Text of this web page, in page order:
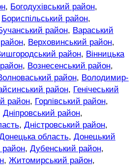
, Богодухівський район,
Бориспільський район,
район, Вараський
, Верховинський район,
район, Вінницька
, Вознесенський район,
район, Володимир-
район, Генічеський
район, Горлівський район,
Дніпровський район,
, Дністровський район,
область, Донецький
район, Дубенський район,
, Житомирський район,